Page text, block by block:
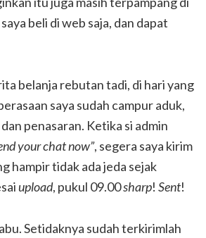
beli di web saja, dan dapat
belanja rebutan tadi, di hari yang
saya sudah campur aduk,
penasaran. Ketika si admin
your chat now”, segera saya kirim
hampir tidak ada jeda sejak
upload, pukul 09.00sharp! Sent!
Setidaknya sudah terkirimlah